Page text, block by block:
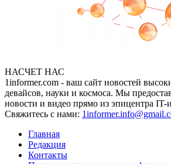
НАСЧЕТ НАС
1informer.com - ваш сайт новостей
девайсов, науки и космоса. Мы
новости и видео прямо из эпицентра IT-
Свяжитесь с нами:
Главная
Редакция
Контакты